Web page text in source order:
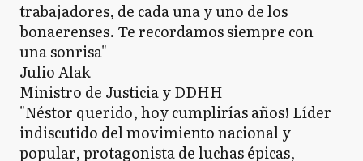
trabajadores, de cada una y uno de los
bonaerenses. Te recordamos siempre con
una sonrisa"
Julio Alak
Ministro de Justicia y DDHH
"Néstor querido, hoy cumplirías años! Líder
indiscutido del movimiento nacional y
popular, protagonista de luchas épicas,